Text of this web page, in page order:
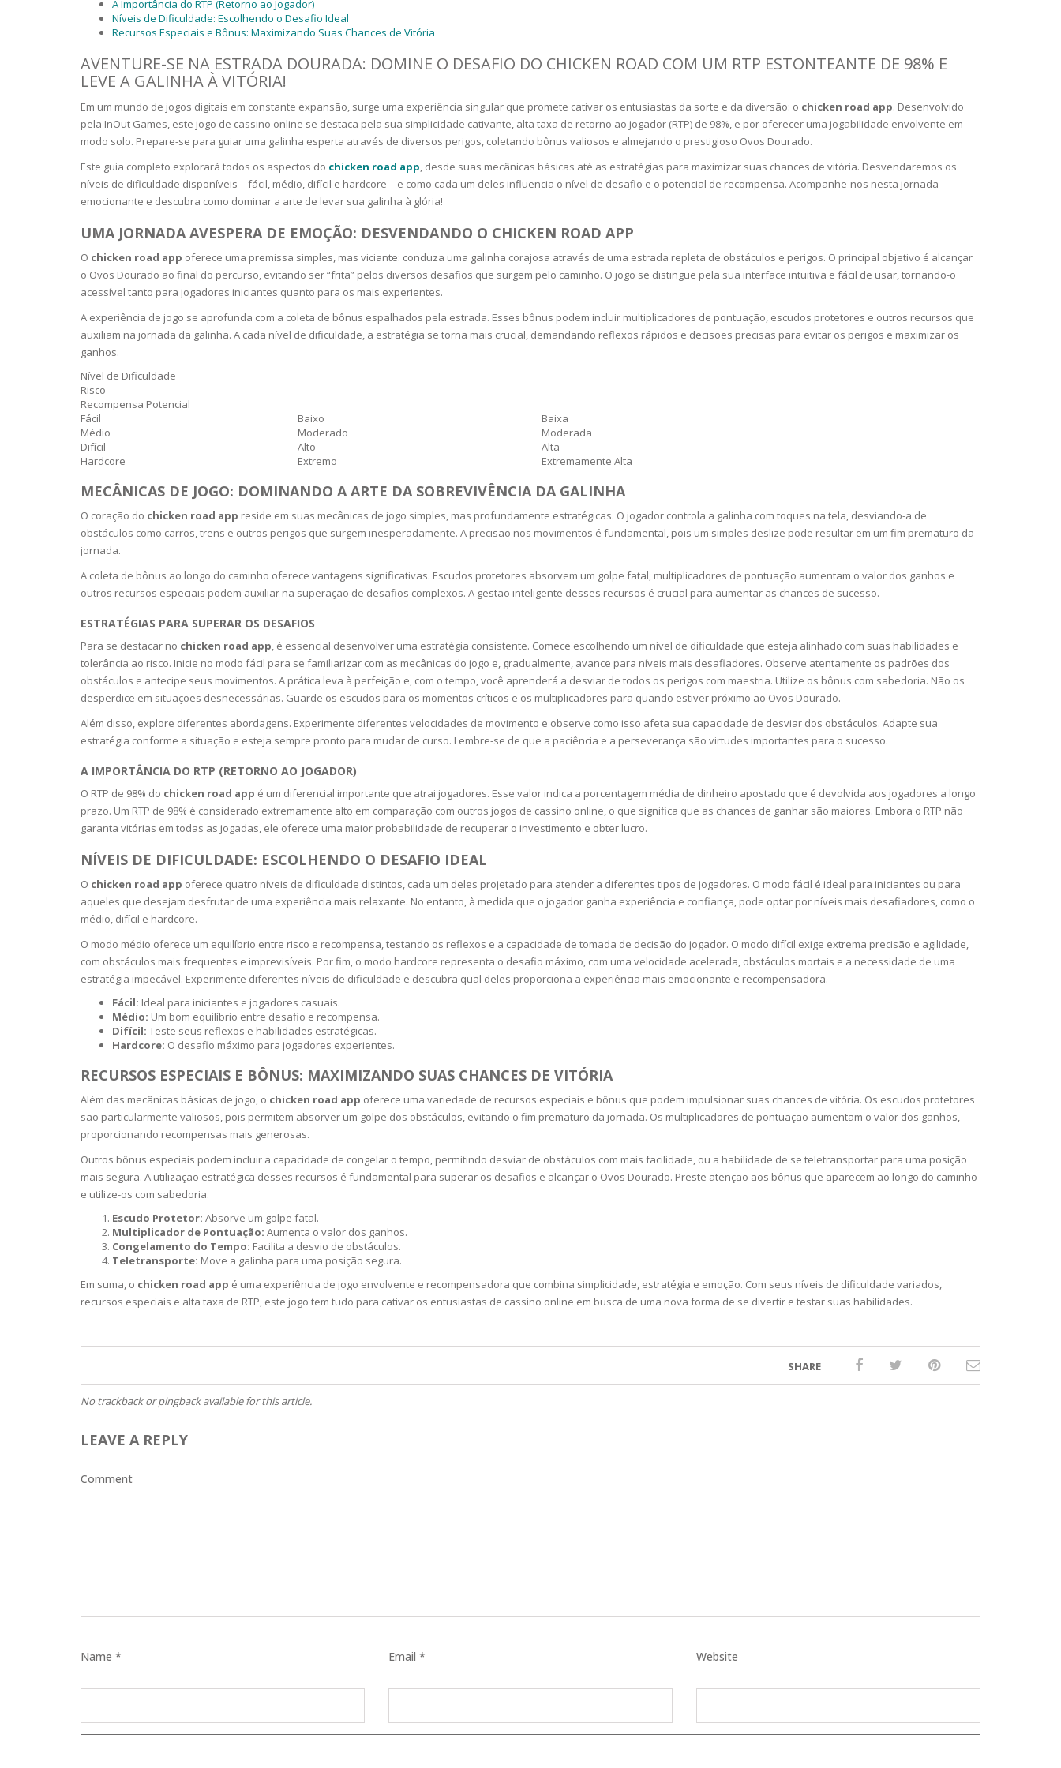
SERUM
FOAM
BRUSH
NIGHT CARE
LIPS
NORMAL TO
COMBINATION SKIN
COMBINATION TO OILY
SKIN
VERY DRY OR ATOPIC
SKIN REPAIR
ACNE-PRONE SKIN
OILY SKIN
DRY SKIN
SENSITIVE SKIN
SMOOTH THE
ROUGHNESS
ROSACEA-PRONE SKIN
SKIN IMPERFECTION
EXOLIATING
ANTISEPTICS
FLAKING SKIN
PIGMENTED SKIN
PUFFINESS & DARKNESS
VOLUMIZER
ALLERGIC SKIN
SCRUBS & PEEL
SEBORRHEIC
NAIL CARE
TIGHTENING &
SLIMMING
HEAVY LEGS &
CIRCULATION
WOMEN
ANTIPERSPIRANTS &
DEODORANTS
HAND CARE
WOUND CARE
SHOWER GEL
MOUTH WASH
TOOTH BRUSH &
CURLY & FRIZZY HAIR
BROWN HAIR
COLORED & WHITE
HAIR
ANTI-HAIR LOSS &
STRENGTHENING
ANTI-DANDRUFF
IRRITATED SCALPS
HAIRLOSS
HAIR PROTECTION
CONDITIONNER
MASK
A Importância do RTP (Retorno ao Jogador)
Níveis de Dificuldade: Escolhendo o Desafio Ideal
Recursos Especiais e Bônus: Maximizando Suas Chances de Vitória
AVENTURE-SE NA ESTRADA DOURADA: DOMINE O DESAFIO DO CHICKEN ROAD COM UM RTP ESTONTEANTE DE 98% E
LEVE A GALINHA À VITÓRIA!
Em um mundo de jogos digitais em constante expansão, surge uma experiência singular que promete cativar os entusiastas da sorte e da diversão: o chicken road app. Desenvolvido
pela InOut Games, este jogo de cassino online se destaca pela sua simplicidade cativante, alta taxa de retorno ao jogador (RTP) de 98%, e por oferecer uma jogabilidade envolvente em
modo solo. Prepare-se para guiar uma galinha esperta através de diversos perigos, coletando bônus valiosos e almejando o prestigioso Ovos Dourado.
Este guia completo explorará todos os aspectos do chicken road app, desde suas mecânicas básicas até as estratégias para maximizar suas chances de vitória. Desvendaremos os
níveis de dificuldade disponíveis – fácil, médio, difícil e hardcore – e como cada um deles influencia o nível de desafio e o potencial de recompensa. Acompanhe-nos nesta jornada
emocionante e descubra como dominar a arte de levar sua galinha à glória!
UMA JORNADA AVESPERA DE EMOÇÃO: DESVENDANDO O CHICKEN ROAD APP
O chicken road app oferece uma premissa simples, mas viciante: conduza uma galinha corajosa através de uma estrada repleta de obstáculos e perigos. O principal objetivo é alcançar
o Ovos Dourado ao final do percurso, evitando ser “frita” pelos diversos desafios que surgem pelo caminho. O jogo se distingue pela sua interface intuitiva e fácil de usar, tornando-o
acessível tanto para jogadores iniciantes quanto para os mais experientes.
A experiência de jogo se aprofunda com a coleta de bônus espalhados pela estrada. Esses bônus podem incluir multiplicadores de pontuação, escudos protetores e outros recursos que
auxiliam na jornada da galinha. A cada nível de dificuldade, a estratégia se torna mais crucial, demandando reflexos rápidos e decisões precisas para evitar os perigos e maximizar os
ganhos.
Nível de Dificuldade
Risco
Recompensa Potencial
Fácil
Baixo
Baixa
Médio
Moderado
Moderada
Difícil
Alto
Alta
Hardcore
Extremo Extremamente Alta
MECÂNICAS DE JOGO: DOMINANDO A ARTE DA SOBREVIVÊNCIA DA GALINHA
O coração do chicken road app reside em suas mecânicas de jogo simples, mas profundamente estratégicas. O jogador controla a galinha com toques na tela, desviando-a de
obstáculos como carros, trens e outros perigos que surgem inesperadamente. A precisão nos movimentos é fundamental, pois um simples deslize pode resultar em um fim prematuro da
jornada.
A coleta de bônus ao longo do caminho oferece vantagens significativas. Escudos protetores absorvem um golpe fatal, multiplicadores de pontuação aumentam o valor dos ganhos e
outros recursos especiais podem auxiliar na superação de desafios complexos. A gestão inteligente desses recursos é crucial para aumentar as chances de sucesso.
ESTRATÉGIAS PARA SUPERAR OS DESAFIOS
Para se destacar no chicken road app, é essencial desenvolver uma estratégia consistente. Comece escolhendo um nível de dificuldade que esteja alinhado com suas habilidades e
tolerância ao risco. Inicie no modo fácil para se familiarizar com as mecânicas do jogo e, gradualmente, avance para níveis mais desafiadores. Observe atentamente os padrões dos
obstáculos e antecipe seus movimentos. A prática leva à perfeição e, com o tempo, você aprenderá a desviar de todos os perigos com maestria. Utilize os bônus com sabedoria. Não os
desperdice em situações desnecessárias. Guarde os escudos para os momentos críticos e os multiplicadores para quando estiver próximo ao Ovos Dourado.
Além disso, explore diferentes abordagens. Experimente diferentes velocidades de movimento e observe como isso afeta sua capacidade de desviar dos obstáculos. Adapte sua
estratégia conforme a situação e esteja sempre pronto para mudar de curso. Lembre-se de que a paciência e a perseverança são virtudes importantes para o sucesso.
A IMPORTÂNCIA DO RTP (RETORNO AO JOGADOR)
O RTP de 98% do chicken road app é um diferencial importante que atrai jogadores. Esse valor indica a porcentagem média de dinheiro apostado que é devolvida aos jogadores a longo
prazo. Um RTP de 98% é considerado extremamente alto em comparação com outros jogos de cassino online, o que significa que as chances de ganhar são maiores. Embora o RTP não
garanta vitórias em todas as jogadas, ele oferece uma maior probabilidade de recuperar o investimento e obter lucro.
NÍVEIS DE DIFICULDADE: ESCOLHENDO O DESAFIO IDEAL
O chicken road app oferece quatro níveis de dificuldade distintos, cada um deles projetado para atender a diferentes tipos de jogadores. O modo fácil é ideal para iniciantes ou para
aqueles que desejam desfrutar de uma experiência mais relaxante. No entanto, à medida que o jogador ganha experiência e confiança, pode optar por níveis mais desafiadores, como o
médio, difícil e hardcore.
O modo médio oferece um equilíbrio entre risco e recompensa, testando os reflexos e a capacidade de tomada de decisão do jogador. O modo difícil exige extrema precisão e agilidade,
com obstáculos mais frequentes e imprevisíveis. Por fim, o modo hardcore representa o desafio máximo, com uma velocidade acelerada, obstáculos mortais e a necessidade de uma
estratégia impecável. Experimente diferentes níveis de dificuldade e descubra qual deles proporciona a experiência mais emocionante e recompensadora.
Fácil: Ideal para iniciantes e jogadores casuais.
Médio: Um bom equilíbrio entre desafio e recompensa.
Difícil: Teste seus reflexos e habilidades estratégicas.
Hardcore: O desafio máximo para jogadores experientes.
RECURSOS ESPECIAIS E BÔNUS: MAXIMIZANDO SUAS CHANCES DE VITÓRIA
Além das mecânicas básicas de jogo, o chicken road app oferece uma variedade de recursos especiais e bônus que podem impulsionar suas chances de vitória. Os escudos protetores
são particularmente valiosos, pois permitem absorver um golpe dos obstáculos, evitando o fim prematuro da jornada. Os multiplicadores de pontuação aumentam o valor dos ganhos,
proporcionando recompensas mais generosas.
Outros bônus especiais podem incluir a capacidade de congelar o tempo, permitindo desviar de obstáculos com mais facilidade, ou a habilidade de se teletransportar para uma posição
mais segura. A utilização estratégica desses recursos é fundamental para superar os desafios e alcançar o Ovos Dourado. Preste atenção aos bônus que aparecem ao longo do caminho
e utilize-os com sabedoria.
Escudo Protetor: Absorve um golpe fatal.
Multiplicador de Pontuação: Aumenta o valor dos ganhos.
Congelamento do Tempo: Facilita a desvio de obstáculos.
Teletransporte: Move a galinha para uma posição segura.
Em suma, o chicken road app é uma experiência de jogo envolvente e recompensadora que combina simplicidade, estratégia e emoção. Com seus níveis de dificuldade variados,
recursos especiais e alta taxa de RTP, este jogo tem tudo para cativar os entusiastas de cassino online em busca de uma nova forma de se divertir e testar suas habilidades.
SHARE
No trackback or pingback available for this article.
LEAVE A REPLY
Comment
Name * Email * Website